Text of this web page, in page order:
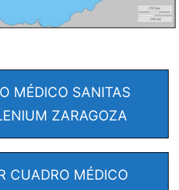
MÉDICO SANITAS
ZARAGOZA
CUADRO MÉDICO